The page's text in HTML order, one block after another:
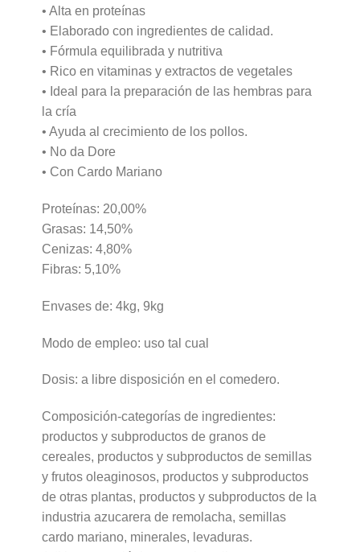
• Alta en proteínas
• Elaborado con ingredientes de calidad.
• Fórmula equilibrada y nutritiva
• Rico en vitaminas y extractos de vegetales
• Ideal para la preparación de las hembras para
la cría
• Ayuda al crecimiento de los pollos.
• No da Dore
• Con Cardo Mariano
Proteínas: 20,00%
Grasas: 14,50%
Cenizas: 4,80%
Fibras: 5,10%
Envases de: 4kg, 9kg
Modo de empleo: uso tal cual
Dosis: a libre disposición en el comedero.
Composición-categorías de ingredientes:
productos y subproductos de granos de
cereales, productos y subproductos de semillas
y frutos oleaginosos, productos y subproductos
de otras plantas, productos y subproductos de la
industria azucarera de remolacha, semillas
cardo mariano, minerales, levaduras.